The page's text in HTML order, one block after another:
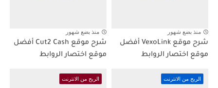
منذ بضع شهور
شرح موقع VexoLink أفضل
موقع اختصار الروابط
منذ بضع شهور
شرح موقع Cut2 Cash أفضل
موقع اختصار الروابط
الربح من الانترنت الربح من الانترنت